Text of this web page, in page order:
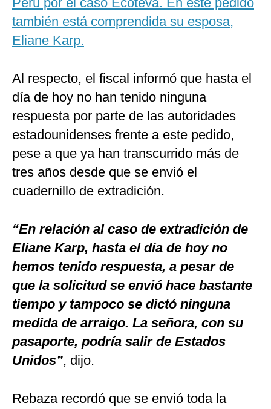
también está comprendida su esposa,
Eliane Karp.
Al respecto, el fiscal informó que hasta el
día de hoy no han tenido ninguna
respuesta por parte de las autoridades
estadounidenses frente a este pedido,
pese a que ya han transcurrido más de
tres años desde que se envió el
cuadernillo de extradición.
“En relación al caso de extradición de
Eliane Karp, hasta el día de hoy no
hemos tenido respuesta, a pesar de
que la solicitud se envió hace bastante
tiempo y tampoco se dictó ninguna
medida de arraigo. La señora, con su
pasaporte, podría salir de Estados
Unidos”, dijo.
Rebaza recordó que se envió toda la